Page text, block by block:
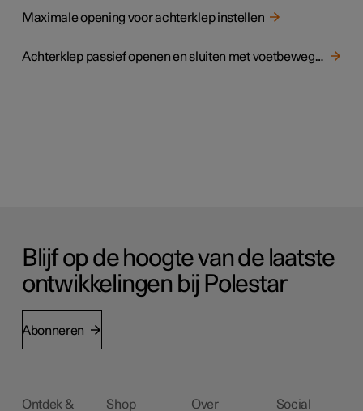
Maximale opening voor achterklep instellen
Achterklep passief openen en sluiten met voetbeweging
Blijf op de hoogte van de laatste
ontwikkelingen bij Polestar
Abonneren
Ontdek &
Shop Over Social